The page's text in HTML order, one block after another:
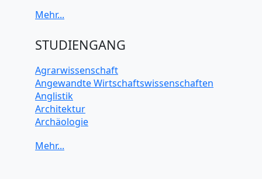
Computerarchitektur
Elektrotechnik
Java
JavaScript
Künstliche Intelligenz
Latein
Makroökonomie
Mechanik
STUDIENGANG
Agrarwissenschaft
Angewandte Wirtschaftswissenschaften
Anglistik
Architektur
Archäologie
Biochemie Wissenschaften